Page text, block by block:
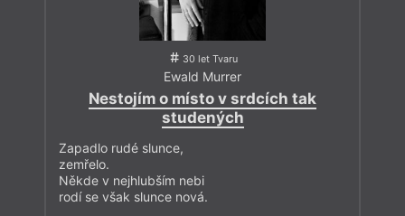
30 let Tvaru
Ewald Murrer
Nestojím o místo v srdcích tak
studených
Zapadlo rudé slunce,
zemřelo.
Někde v nejhlubším nebi
rodí se však slunce nová.